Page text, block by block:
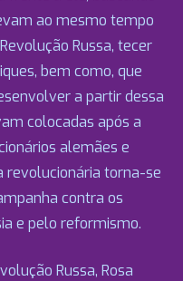
ao mesmo tempo
Russa, tecer
bem como, que
a partir dessa
colocadas após a
alemães e
revolucionária torna-se
contra os
e pelo reformismo.
Russa, Rosa